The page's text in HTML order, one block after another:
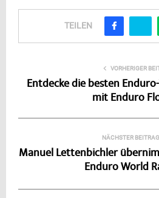
TEILEN
VORHERIGER
Entdecke die besten
mit Enduro
NÄCHSTER BEITRAG
Manuel Lettenbichler
Enduro World